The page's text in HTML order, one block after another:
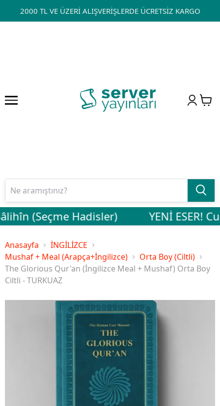
2000 TL VE ÜZERİ ALIŞVERİŞLERDE ÜCRETSİZ KARGO
(Seçme Hadisler) YENİ ESER!
Anasayfa
İNGİLİZCE
Mushaf + Meal (Arapça+İngilizce)
Orta Boy (Ciltli)
The Glorious Qur'an (İngilizce Meal + Mushaf) Orta Boy
Ciltli - TURKUAZ